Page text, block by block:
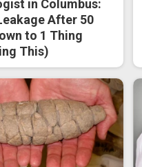
in Columbus:
After 50
to 1 Thing
This)